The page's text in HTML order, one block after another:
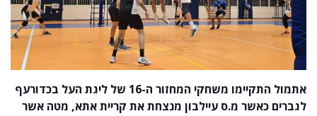
אתמול התקיימו משחקי המחזור ה-16 של ליגת העל בכדורעף
לגברים כאשר מ.ס עיילבון מנצחת את קריית אתא, מטה אשר